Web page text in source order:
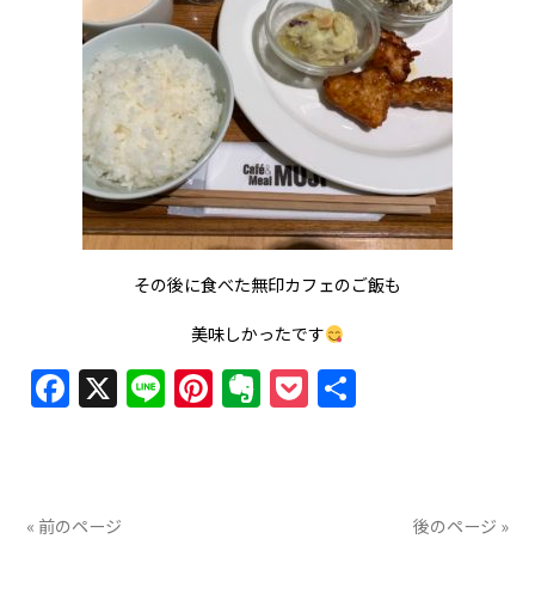
その後に食べた無印カフェのご飯も
美味しかったです
Facebook
X LinePinterest
Evernote
Pocket
« 前のページ 後のページ »